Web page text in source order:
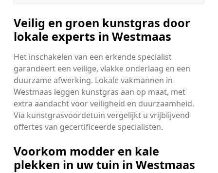
Veilig en groen kunstgras door
lokale experts in Westmaas
Het inschakelen van een erkende specialist
garandeert een veilige, vlakke onderlaag en een
duurzame afwerking. Lokale vakmannen in
Westmaas leggen kunstgras aan op maat, met
extra aandacht voor veiligheid en duurzaamheid.
Via kunstgrasvoordetuin vergelijkt u vrijblijvend
offertes van gecertificeerde specialisten.
Voorkom modder en kale
plekken in uw tuin in Westmaas